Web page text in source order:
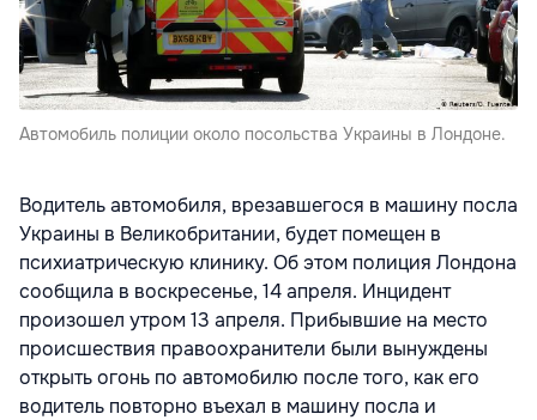
Автомобиль полиции около посольства Украины в Лондоне.
Водитель автомобиля, врезавшегося в машину посла
Украины в Великобритании, будет помещен в
психиатрическую клинику. Об этом полиция Лондона
сообщила в воскресенье, 14 апреля. Инцидент
произошел утром 13 апреля. Прибывшие на место
происшествия правоохранители были вынуждены
открыть огонь по автомобилю после того, как его
водитель повторно въехал в машину посла и